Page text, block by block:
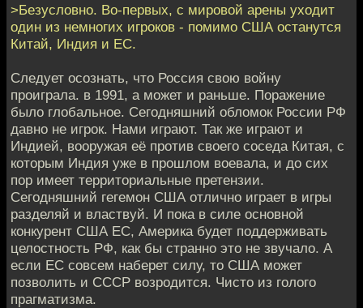
>Безусловно. Во-первых, с мировой арены уходит
один из немногих игроков - помимо США останутся
Китай, Индия и ЕС.
Cледует осознать, что Россия свою войну
проиграла. в 1991, а может и раньше. Поражение
было глобальное. Сегодняшний обломок России РФ
давно не игрок. Нами играют. Так же играют и
Индией, вооружая её против своего соседа Китая, с
которым Индия уже в прошлом воевала, и до сих
пор имеет территориальные претензии.
Сегодняшний гегемон США отлично играет в игры
разделяй и властвуй. И пока в силе основной
конкурент США ЕС, Америка будет поддерживать
целостность РФ, как бы странно это не звучало. А
если ЕС совсем наберет силу, то США может
позволить и СССР возродится. Чисто из голого
прагматизма.